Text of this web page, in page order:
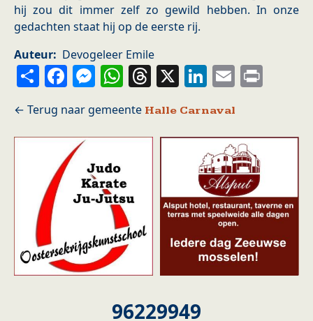
hij zou dit immer zelf zo gewild hebben. In onze
gedachten staat hij op de eerste rij.
Auteur
Devogeleer Emile
ShareFacebook
Messenger
WhatsApp
Threads
X LinkedIn
Email
Halle Carnaval
96229949